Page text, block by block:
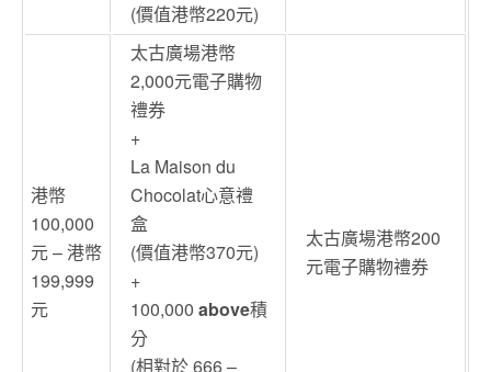
(價值港幣220元)
港幣
100,000
元 – 港幣
199,999
元
太古廣場港幣
2,000元電子購物
禮券
+
La Maison du
Chocolat心意禮
盒
(價值港幣370元)
+
100,000 above積
分
(相對於 666 –
太古廣場港幣200
元電子購物禮券